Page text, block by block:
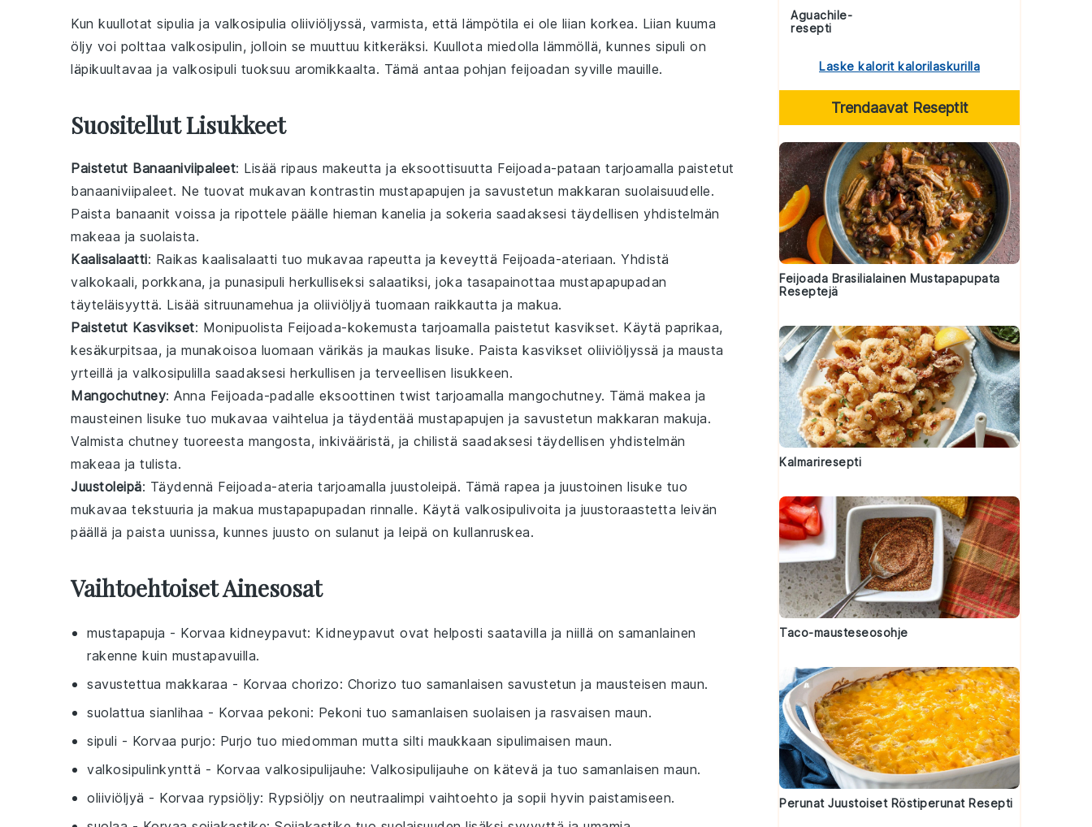
Kun kuullotat sipulia ja valkosipulia oliiviöljyssä, varmista, että lämpötila ei ole liian korkea. Liian kuuma
öljy voi polttaa valkosipulin, jolloin se muuttuu kitkeräksi. Kuullota miedolla lämmöllä, kunnes sipuli on
läpikuultavaa ja valkosipuli tuoksuu aromikkaalta. Tämä antaa pohjan feijoadan syville mauille.
Suositellut Lisukkeet
Paistetut Banaaniviipaleet: Lisää ripaus makeutta ja eksoottisuutta Feijoada-pataan tarjoamalla paistetut
banaaniviipaleet. Ne tuovat mukavan kontrastin mustapapujen ja savustetun makkaran suolaisuudelle.
Paista banaanit voissa ja ripottele päälle hieman kanelia ja sokeria saadaksesi täydellisen yhdistelmän
makeaa ja suolaista.
Kaalisalaatti: Raikas kaalisalaatti tuo mukavaa rapeutta ja keveyttä Feijoada-ateriaan. Yhdistä
valkokaali, porkkana, ja punasipuli herkulliseksi salaatiksi, joka tasapainottaa mustapapupadan
täyteläisyyttä. Lisää sitruunamehua ja oliiviöljyä tuomaan raikkautta ja makua.
Paistetut Kasvikset: Monipuolista Feijoada-kokemusta tarjoamalla paistetut kasvikset. Käytä paprikaa,
kesäkurpitsaa, ja munakoisoa luomaan värikäs ja maukas lisuke. Paista kasvikset oliiviöljyssä ja mausta
yrteillä ja valkosipulilla saadaksesi herkullisen ja terveellisen lisukkeen.
Mangochutney: Anna Feijoada-padalle eksoottinen twist tarjoamalla mangochutney. Tämä makea ja
mausteinen lisuke tuo mukavaa vaihtelua ja täydentää mustapapujen ja savustetun makkaran makuja.
Valmista chutney tuoreesta mangosta, inkivääristä, ja chilistä saadaksesi täydellisen yhdistelmän
makeaa ja tulista.
Juustoleipä: Täydennä Feijoada-ateria tarjoamalla juustoleipä. Tämä rapea ja juustoinen lisuke tuo
mukavaa tekstuuria ja makua mustapapupadan rinnalle. Käytä valkosipulivoita ja juustoraastetta leivän
päällä ja paista uunissa, kunnes juusto on sulanut ja leipä on kullanruskea.
Vaihtoehtoiset Ainesosat
mustapapuja - Korvaa kidneypavut: Kidneypavut ovat helposti saatavilla ja niillä on samanlainen
rakenne kuin mustapavuilla.
savustettua makkaraa - Korvaa chorizo: Chorizo tuo samanlaisen savustetun ja mausteisen maun.
suolattua sianlihaa - Korvaa pekoni: Pekoni tuo samanlaisen suolaisen ja rasvaisen maun.
sipuli - Korvaa purjo: Purjo tuo miedomman mutta silti maukkaan sipulimaisen maun.
valkosipulinkynttä - Korvaa valkosipulijauhe: Valkosipulijauhe on kätevä ja tuo samanlaisen maun.
oliiviöljyä - Korvaa rypsiöljy: Rypsiöljy on neutraalimpi vaihtoehto ja sopii hyvin paistamiseen.
Aguachile-
resepti
Laske kalorit kalorilaskurilla
Trendaavat Reseptit
Feijoada Brasilialainen Mustapapupata
Reseptejä
Kalmariresepti
Taco-mausteseosohje
Perunat Juustoiset Röstiperunat Resepti